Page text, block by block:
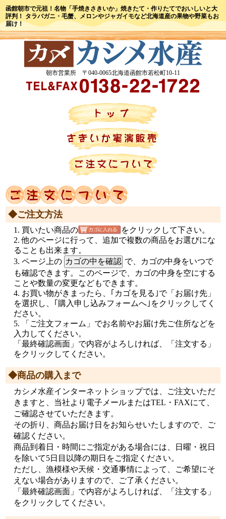
函館朝市で元祖！名物「手焼きさきいか」焼きたて・作りたてでおいしいと大
評判！
タラバガニ・毛蟹、メロンやジャガイモなど北海道産の果物や野菜もお
届け！
朝市営業所 〒040‐0065北海道函館市若松町10-11
◆ご注文方法
買いたい商品の
をクリックして下さい。
他のページに行って、追加で複数の商品をお選びにな
ることも出来ます。
ページ上の
で、カゴの中身をいつで
も確認できます。このページで、カゴの中身を空にする
ことや数量の変更などもできます。
お買い物がきまったら、｢カゴを見る｣で「お届け先」
を選択し、｢購入申し込みフォームへ｣をクリックしてく
ださい。
「ご注文フォーム」でお名前やお届け先ご住所などを
入力してください。
「最終確認画面」で内容がよろしければ、「注文する」
をクリックしてください。
◆商品の購入まで
カシメ水産インターネットショップでは、ご注文いただ
きますと、当社より電子メールまたはTEL・FAXにて、
ご確認させていただきます。
その折り、商品お届け日をお知らせいたしますので、ご
確認ください。
商品到着日・時間にご指定がある場合には、日曜・祝日
を除いて5日目以降の期日をご指定ください。
ただし、漁模様や天候・交通事情によって、ご希望にそ
えない場合がありますので、ご了承ください。
「最終確認画面」で内容がよろしければ、「注文する」
をクリックしてください。